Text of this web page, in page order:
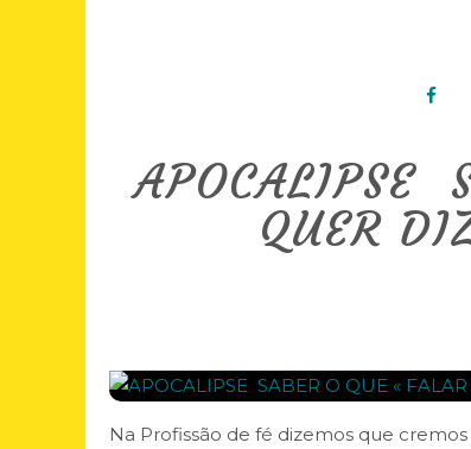
APOCALIPSE
QUER
Na Profissão de fé dizemos que